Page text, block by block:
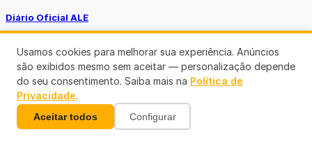
Diário Oficial ALE
Diário Oficial da União
Usamos cookies para melhorar sua experiência. Anúncios
são exibidos mesmo sem aceitar — personalização depende
do seu consentimento. Saiba mais na Política de
Privacidade.
Aceitar todos Configurar